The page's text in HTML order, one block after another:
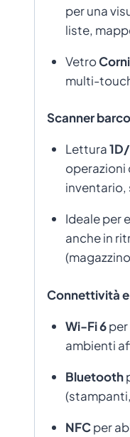
per una
liste,
Vetro
multi-
Scanner
Lettura
operazioni
inventario,
Ideale per
anche in
Connettività
Wi-Fi 6per
ambienti
Bluetooth
NFCper